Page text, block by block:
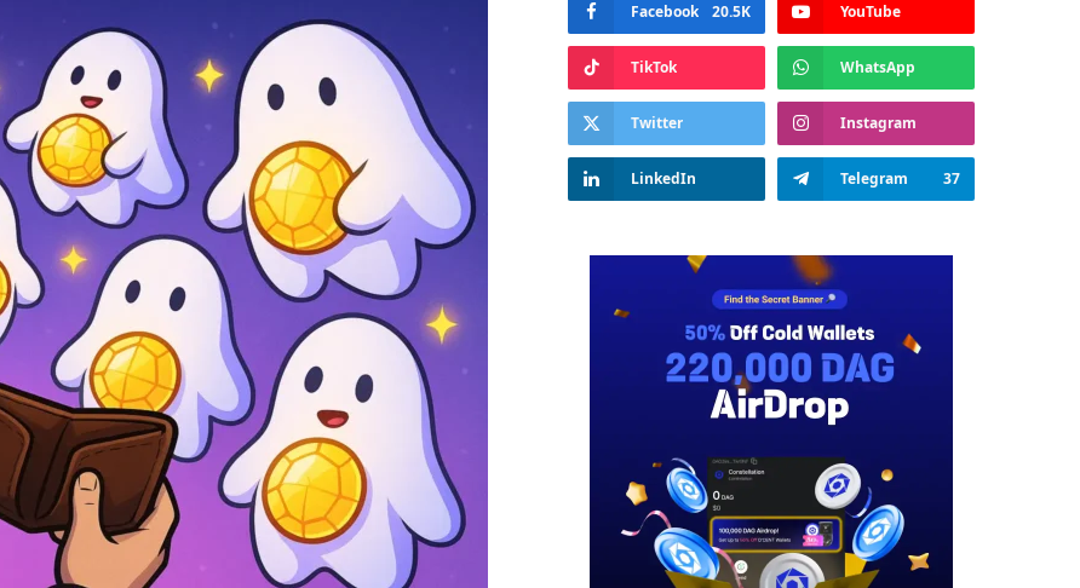
Facebook 20.5K YouTube
TikTok WhatsApp
Twitter Instagram
LinkedIn Telegram 37